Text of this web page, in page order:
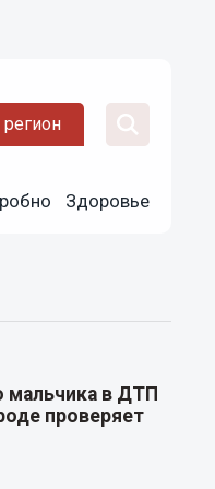
Здоровье
мальчика в ДТП
проверяет